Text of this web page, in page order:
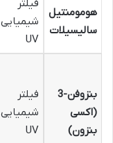
هومومنتیل
سالیسیلات
فیلتر
شیمیایی
UV
بنزوفن-3
(اکسی
بنزون)
فیلتر
شیمیایی
UV